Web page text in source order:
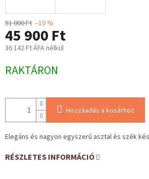
51 000 Ft –10 %
45 900 Ft
36 142 Ft ÁFA nélkül
Egységár:
RAKTÁRON
Hozzáadás a kosárhoz
Elegáns és nagyon egyszerű asztal és szék
RÉSZLETES INFORMÁCIÓ